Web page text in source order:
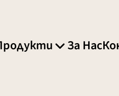
За Нас